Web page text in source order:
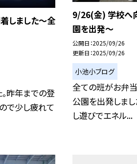
しました〜全
昨年までの登
で少し疲れて
9/26(金) 学校へ
園を出発〜
公開日 2025/09/26
更新日 2025/09/26
小池小ブログ
全ての班がお弁
公園を出発しまし
し遊びでエネル...